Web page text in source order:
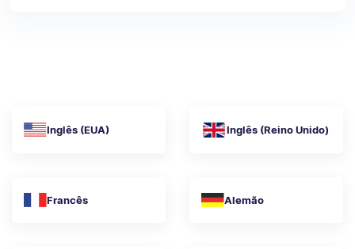
Inglês (EUA) Inglês (Reino Unido)
Francês Alemão